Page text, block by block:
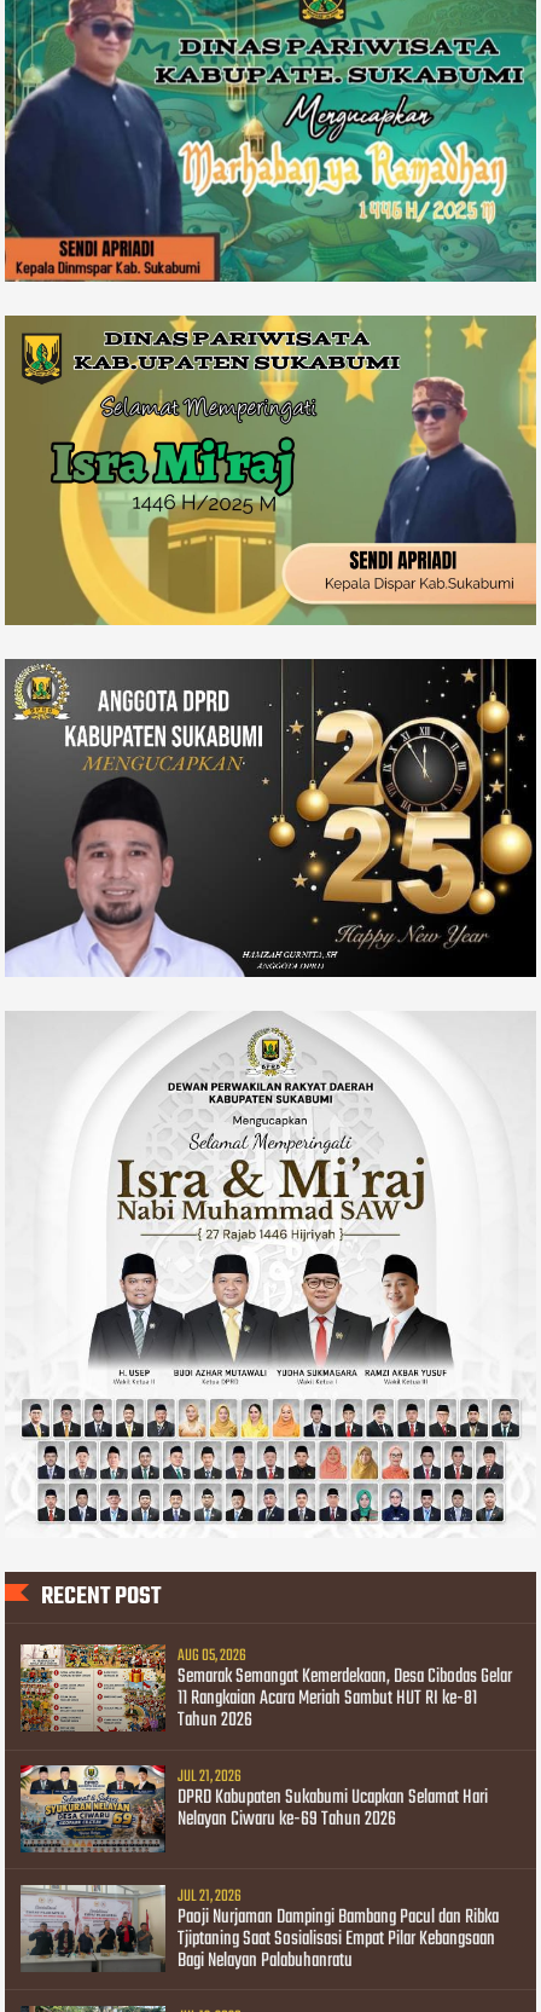
RECENT POST
AUG 05, 2026
Semarak Semangat Kemerdekaan, Desa Cibodas Gelar
11 Rangkaian Acara Meriah Sambut HUT RI ke-81
Tahun 2026
JUL 21, 2026
DPRD Kabupaten Sukabumi Ucapkan Selamat Hari
Nelayan Ciwaru ke-69 Tahun 2026
JUL 21, 2026
Paoji Nurjaman Dampingi Bambang Pacul dan Ribka
Tjiptaning Saat Sosialisasi Empat Pilar Kebangsaan
Bagi Nelayan Palabuhanratu